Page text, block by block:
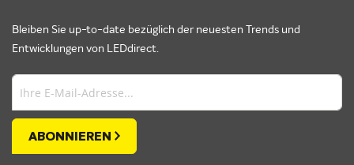
Bleiben Sie up-to-date bezüglich der neuesten Trends und
Entwicklungen von LEDdirect.
ABONNIEREN